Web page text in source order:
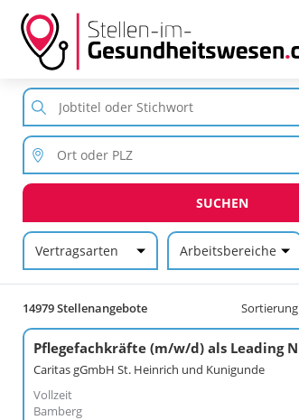
SUCHEN
Vertragsarten Arbeitsbereiche
14979 Stellenangebote Sortierung
Caritas gGmbH St. Heinrich und Kunigunde
Vollzeit
Bamberg